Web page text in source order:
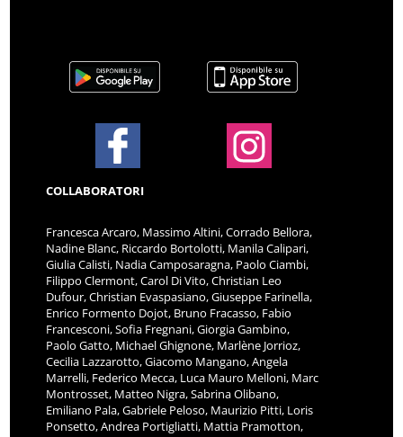
COLLABORATORI
Francesca Arcaro, Massimo Altini, Corrado Bellora,
Nadine Blanc, Riccardo Bortolotti, Manila Calipari,
Giulia Calisti, Nadia Camposaragna, Paolo Ciambi,
Filippo Clermont, Carol Di Vito, Christian Leo
Dufour, Christian Evaspasiano, Giuseppe Farinella,
Enrico Formento Dojot, Bruno Fracasso, Fabio
Francesconi, Sofia Fregnani, Giorgia Gambino,
Paolo Gatto, Michael Ghignone, Marlène Jorrioz,
Cecilia Lazzarotto, Giacomo Mangano, Angela
Marrelli, Federico Mecca, Luca Mauro Melloni, Marc
Montrosset, Matteo Nigra, Sabrina Olibano,
Emiliano Pala, Gabriele Peloso, Maurizio Pitti, Loris
Ponsetto, Andrea Portigliatti, Mattia Pramotton,